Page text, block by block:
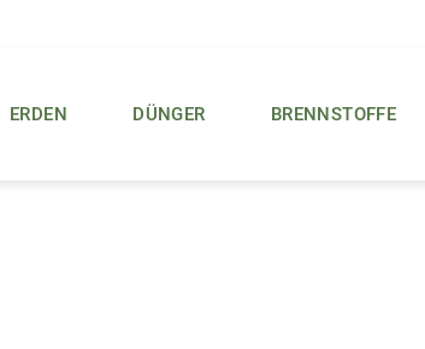
ERDEN DÜNGER BRENNSTOFFE